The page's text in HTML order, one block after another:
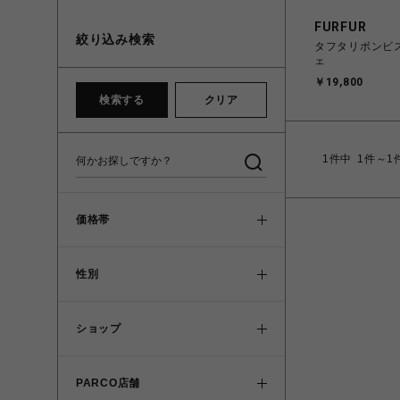
絞り込み検索
検索する クリア
価格帯
性別
ショップ
PARCO店舗
FURFUR
タフタリボンビ
ェ
￥19,800
1 件中 1件～1